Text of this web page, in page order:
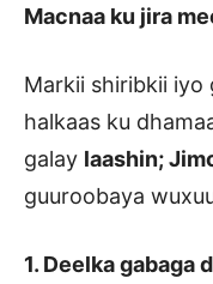
Macnaa ku jira
Markii shiribkii iyo
halkaas ku
galay laashin;
guuroobaya
1. Deelka gabaga